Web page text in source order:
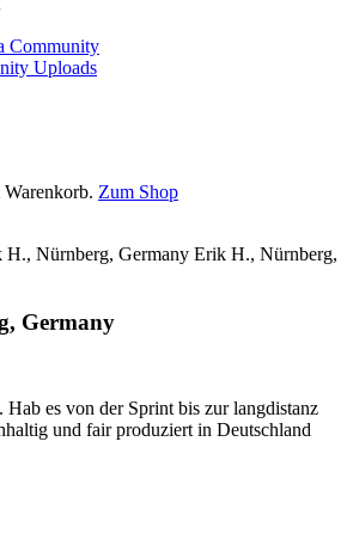
Community
Uploads
Zum Shop
H., Nürnberg, Germany Erik H., Nürnberg,
Germany
es von der Sprint bis zur langdistanz
und fair produziert in Deutschland